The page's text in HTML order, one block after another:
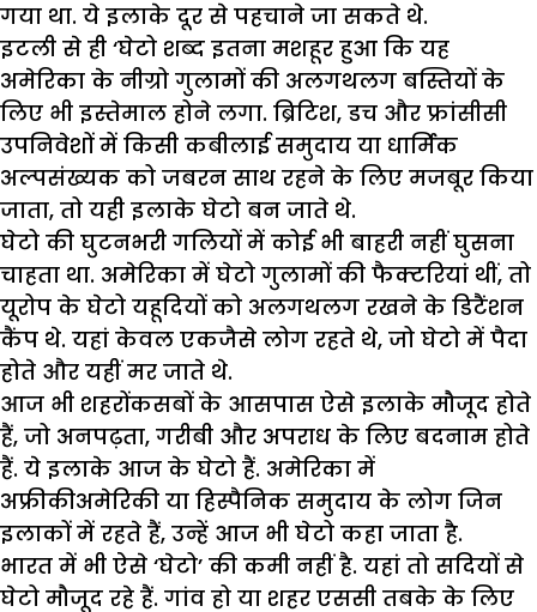
गया था. ये इलाके दूर से पहचाने जा सकते थे.
इटली से ही ‘घेटो शब्द इतना मशहूर हुआ कि यह
अमेरिका के नीग्रो गुलामों की अलगथलग बस्तियों के
लिए भी इस्तेमाल होने लगा. ब्रिटिश, डच और फ्रांसीसी
उपनिवेशों में किसी कबीलाई समुदाय या धार्मिक
अल्पसंख्यक को जबरन साथ रहने के लिए मजबूर किया
जाता, तो यही इलाके घेटो बन जाते थे.
घेटो की घुटनभरी गलियों में कोई भी बाहरी नहीं घुसना
चाहता था. अमेरिका में घेटो गुलामों की फैक्टरियां थीं, तो
यूरोप के घेटो यहूदियों को अलगथलग रखने के डिटैंशन
कैंप थे. यहां केवल एकजैसे लोग रहते थे, जो घेटो में पैदा
होते और यहीं मर जाते थे.
आज भी शहरोंकसबों के आसपास ऐसे इलाके मौजूद होते
हैं, जो अनपढ़ता, गरीबी और अपराध के लिए बदनाम होते
हैं. ये इलाके आज के घेटो हैं. अमेरिका में
अफ्रीकीअमेरिकी या हिस्पैनिक समुदाय के लोग जिन
इलाकों में रहते हैं, उन्हें आज भी घेटो कहा जाता है.
भारत में भी ऐसे ‘घेटो’ की कमी नहीं है. यहां तो सदियों से
घेटो मौजूद रहे हैं. गांव हो या शहर एससी तबके के लिए